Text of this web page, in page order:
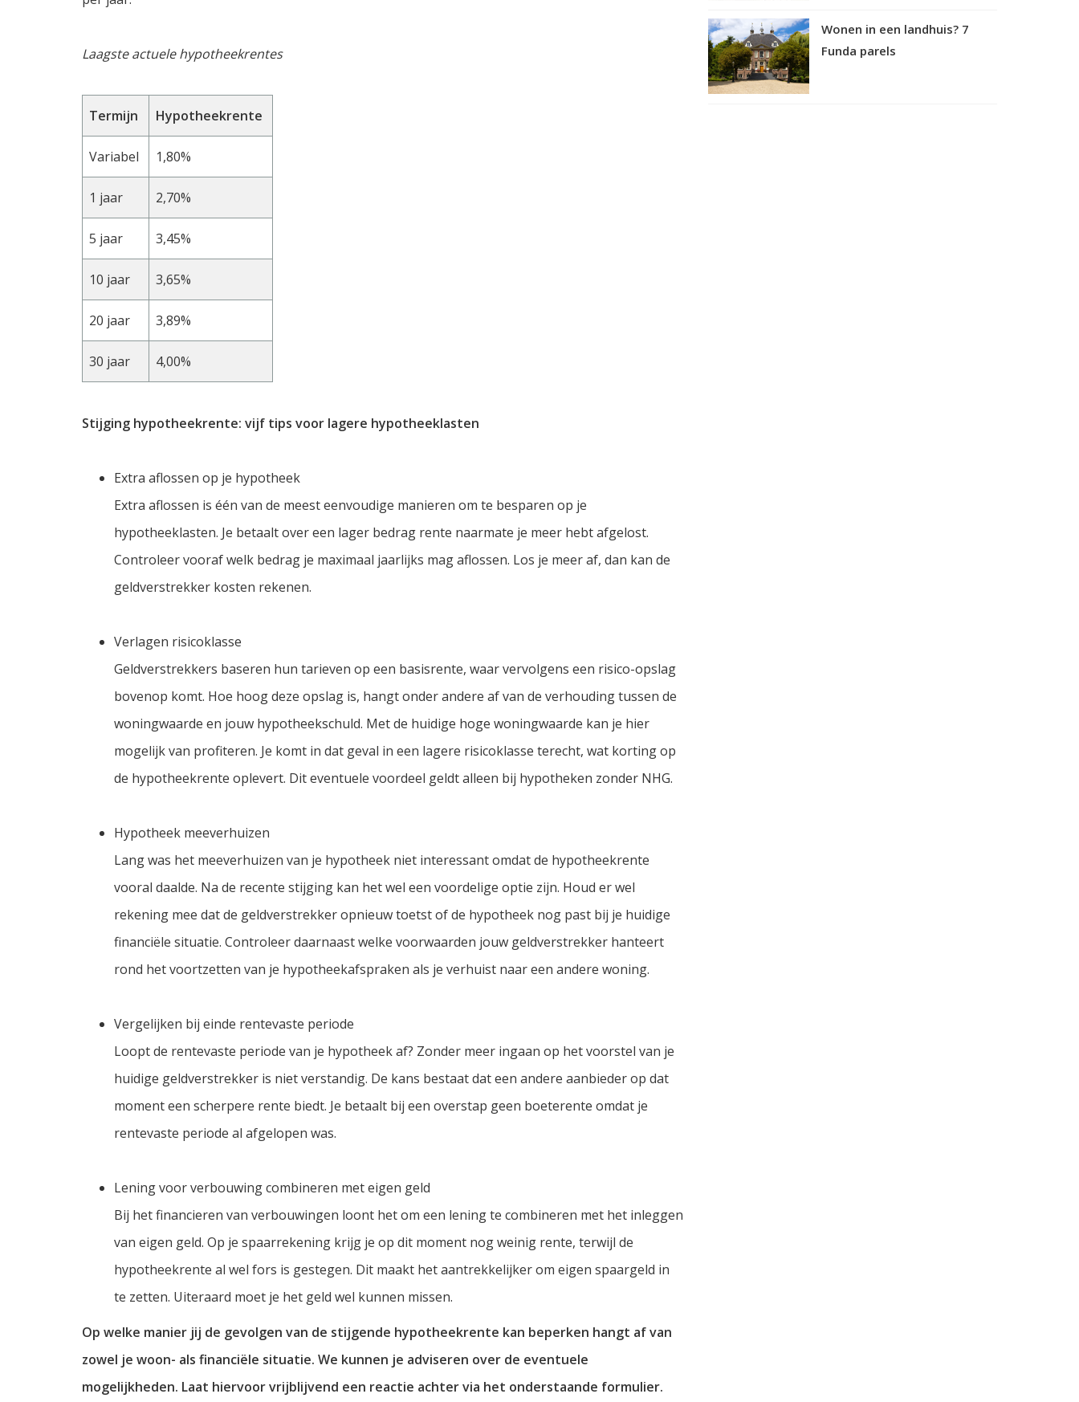
Laagste actuele hypotheekrentes
Termijn Hypotheekrente
Variabel 1,80%
1 jaar 2,70%
5 jaar 3,45%
10 jaar 3,65%
20 jaar 3,89%
30 jaar 4,00%
Stijging hypotheekrente: vijf tips voor lagere hypotheeklasten
Extra aflossen op je hypotheek
Extra aflossen is één van de meest eenvoudige manieren om te besparen op je
hypotheeklasten. Je betaalt over een lager bedrag rente naarmate je meer hebt afgelost.
Controleer vooraf welk bedrag je maximaal jaarlijks mag aflossen. Los je meer af, dan kan de
geldverstrekker kosten rekenen.
Verlagen risicoklasse
Geldverstrekkers baseren hun tarieven op een basisrente, waar vervolgens een risico-opslag
bovenop komt. Hoe hoog deze opslag is, hangt onder andere af van de verhouding tussen de
woningwaarde en jouw hypotheekschuld. Met de huidige hoge woningwaarde kan je hier
mogelijk van profiteren. Je komt in dat geval in een lagere risicoklasse terecht, wat korting op
de hypotheekrente oplevert. Dit eventuele voordeel geldt alleen bij hypotheken zonder NHG.
Hypotheek meeverhuizen
Lang was het meeverhuizen van je hypotheek niet interessant omdat de hypotheekrente
vooral daalde. Na de recente stijging kan het wel een voordelige optie zijn. Houd er wel
rekening mee dat de geldverstrekker opnieuw toetst of de hypotheek nog past bij je huidige
financiële situatie. Controleer daarnaast welke voorwaarden jouw geldverstrekker hanteert
rond het voortzetten van je hypotheekafspraken als je verhuist naar een andere woning.
Vergelijken bij einde rentevaste periode
Loopt de rentevaste periode van je hypotheek af? Zonder meer ingaan op het voorstel van je
huidige geldverstrekker is niet verstandig. De kans bestaat dat een andere aanbieder op dat
moment een scherpere rente biedt. Je betaalt bij een overstap geen boeterente omdat je
rentevaste periode al afgelopen was.
Lening voor verbouwing combineren met eigen geld
Bij het financieren van verbouwingen loont het om een lening te combineren met het inleggen
van eigen geld. Op je spaarrekening krijg je op dit moment nog weinig rente, terwijl de
hypotheekrente al wel fors is gestegen. Dit maakt het aantrekkelijker om eigen spaargeld in
te zetten. Uiteraard moet je het geld wel kunnen missen.
Op welke manier jij de gevolgen van de stijgende hypotheekrente kan beperken hangt af van
zowel je woon- als financiële situatie. We kunnen je adviseren over de eventuele
mogelijkheden. Laat hiervoor vrijblijvend een reactie achter via het onderstaande formulier.
Wonen in een landhuis? 7
Funda parels